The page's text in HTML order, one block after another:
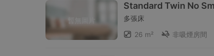
暫無圖片
Standard Twin No
多張床
26 m²
非吸煙房間